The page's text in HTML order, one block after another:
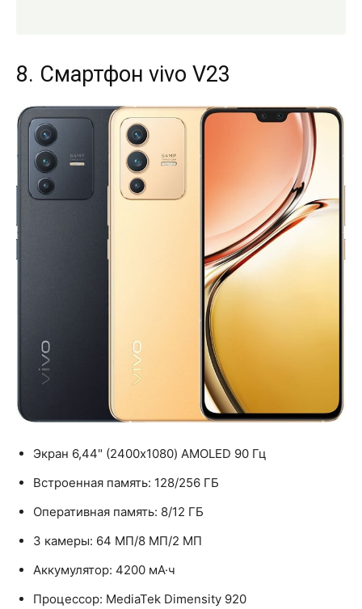
8. Смартфон vivo V23
Экран 6,44" (2400x1080) AMOLED 90 Гц
Встроенная память: 128/256 ГБ
Оперативная память: 8/12 ГБ
3 камеры: 64 МП/8 МП/2 МП
Аккумулятор: 4200 мА·ч
Процессор: MediaTek Dimensity 920